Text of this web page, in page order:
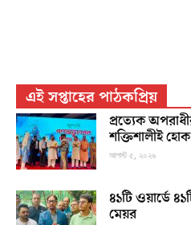
এই সপ্তাহের পাঠকপ্রিয়
প্রত্যেক
শক্তিশালীই
আগস্ট ৫, ২০২৬
৪১টি ওয়ার্ডে
মেয়র